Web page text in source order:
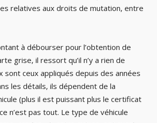
relatives aux droits de mutation, entre
à débourser pour l’obtention de
grise, il ressort qu’il n’y a rien de
sont ceux appliqués depuis des années
les détails, ils dépendent de la
(plus il est puissant plus le certificat
n’est pas tout. Le type de véhicule